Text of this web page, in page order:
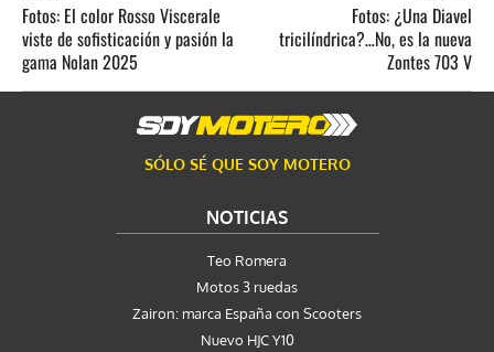
Fotos: El color Rosso Viscerale
viste de sofisticación y pasión la
gama Nolan 2025
Fotos: ¿Una Diavel
tricilíndrica?…No, es la nueva
Zontes 703 V
SÓLO SÉ QUE SOY MOTERO
NOTICIAS
Teo Romera
Motos 3 ruedas
Zairon: marca España con Scooters
Nuevo HJC Y10